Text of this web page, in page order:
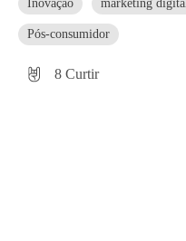
Inovação marketing
Pós-consumidor
8 Curtir